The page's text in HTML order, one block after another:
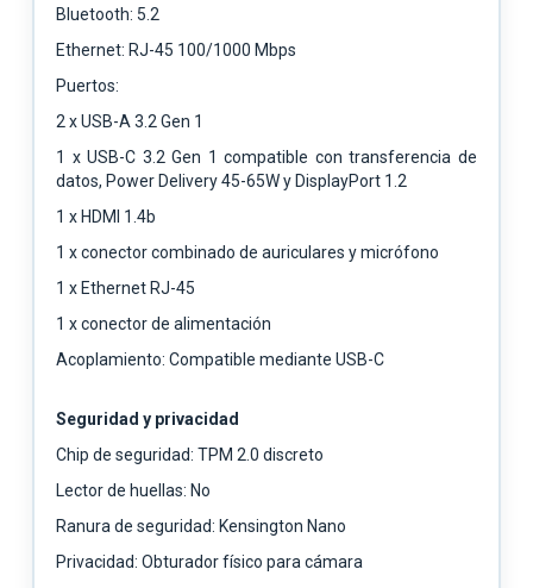
Bluetooth: 5.2
Ethernet: RJ-45 100/1000 Mbps
Puertos:
2 x USB-A 3.2 Gen 1
1 x USB-C 3.2 Gen 1 compatible con transferencia de
datos, Power Delivery 45-65W y DisplayPort 1.2
1 x HDMI 1.4b
1 x conector combinado de auriculares y micrófono
1 x Ethernet RJ-45
1 x conector de alimentación
Acoplamiento: Compatible mediante USB-C
Seguridad y privacidad
Chip de seguridad: TPM 2.0 discreto
Lector de huellas: No
Ranura de seguridad: Kensington Nano
Privacidad: Obturador físico para cámara